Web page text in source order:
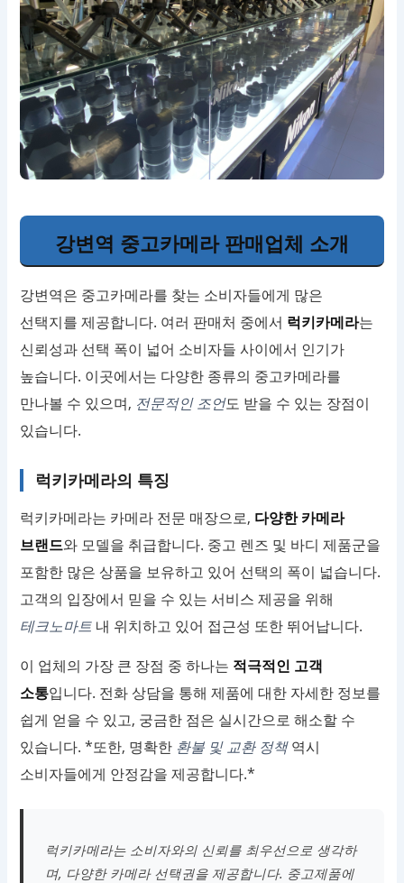
강변역 중고카메라 판매업체 소개
강변역은 중고카메라를 찾는 소비자들에게 많은
선택지를 제공합니다. 여러 판매처 중에서 럭키카메라는
신뢰성과 선택 폭이 넓어 소비자들 사이에서 인기가
높습니다. 이곳에서는 다양한 종류의 중고카메라를
만나볼 수 있으며, 전문적인 조언도 받을 수 있는 장점이
있습니다.
럭키카메라의 특징
럭키카메라는 카메라 전문 매장으로, 다양한 카메라
브랜드와 모델을 취급합니다. 중고 렌즈 및 바디 제품군을
포함한 많은 상품을 보유하고 있어 선택의 폭이 넓습니다.
고객의 입장에서 믿을 수 있는 서비스 제공을 위해
테크노마트 내 위치하고 있어 접근성 또한 뛰어납니다.
이 업체의 가장 큰 장점 중 하나는 적극적인 고객
소통입니다. 전화 상담을 통해 제품에 대한 자세한 정보를
쉽게 얻을 수 있고, 궁금한 점은 실시간으로 해소할 수
있습니다. *또한, 명확한 환불 및 교환 정책역시
소비자들에게 안정감을 제공합니다.*
럭키카메라는 소비자와의 신뢰를 최우선으로 생각하
며, 다양한 카메라 선택권을 제공합니다. 중고제품에